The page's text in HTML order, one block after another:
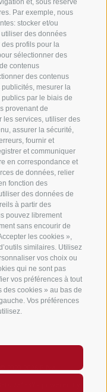
et, sous réserve
Par exemple, nous
stocker et/ou
des données
profils pour la
sélectionner des
contenus
des contenus
mesurer la
par le biais de
provenant de
les services, utiliser des
assurer la sécurité,
fournir et
et communiquer
en correspondance et
de données, relier
fonction des
des données de
à partir des
pouvez librement
sans encourir de
les cookies »,
similaires. Utilisez
vos choix ou
qui ne sont pas
vos préférences à tout
des cookies » au bas de
Vos préférences
2026 P.IVA:
-